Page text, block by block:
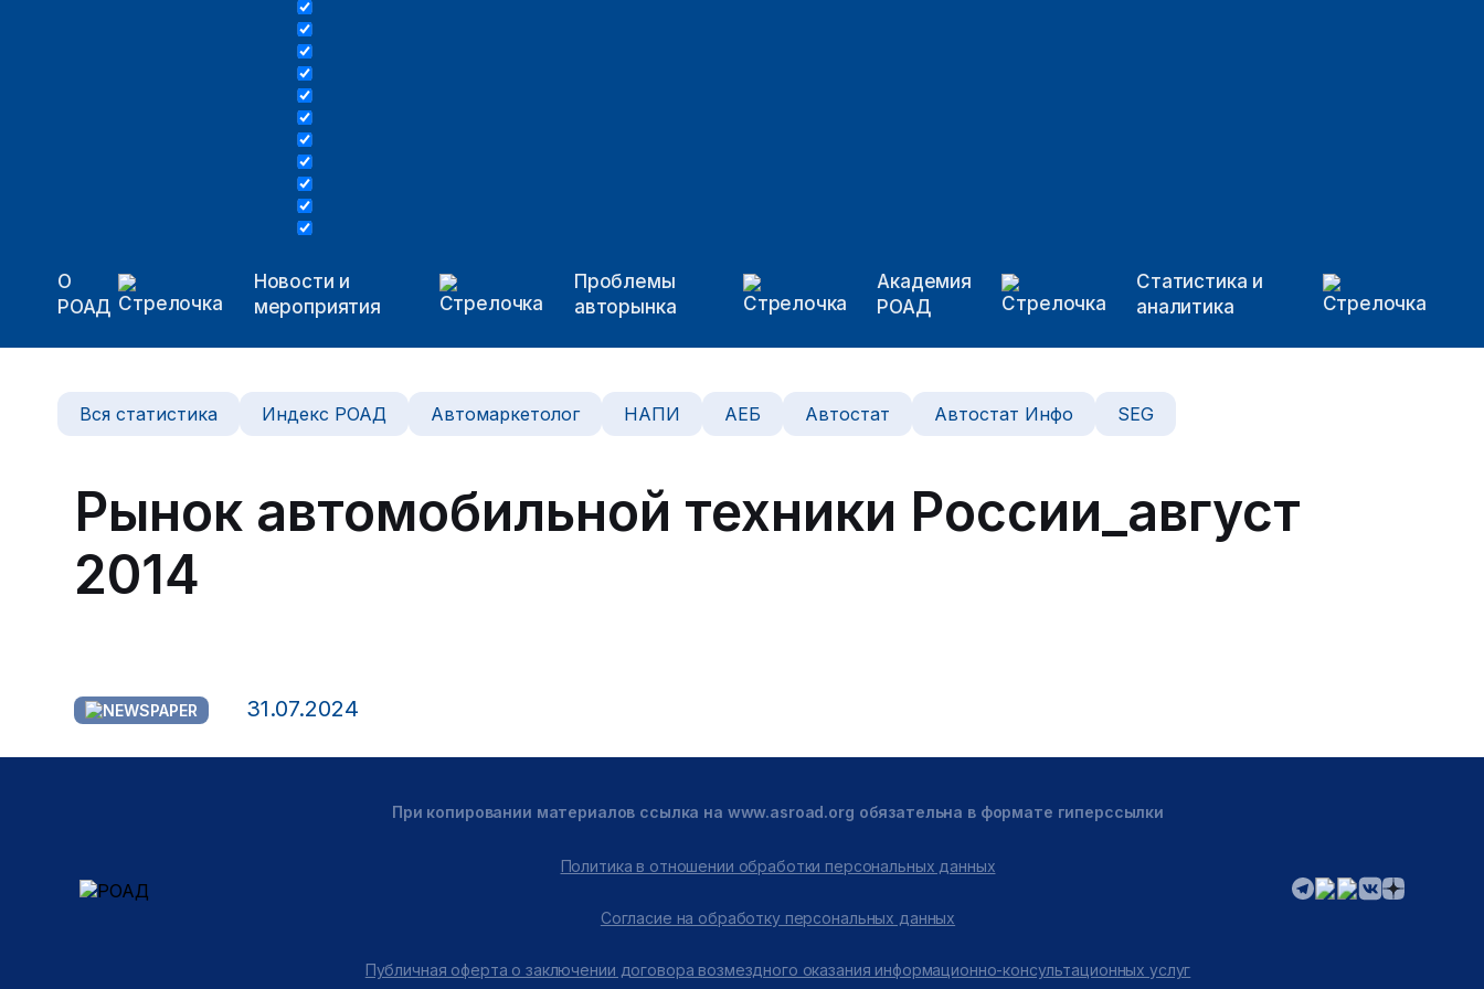
О
РОАД
Новости и
мероприятия
Проблемы
авторынка
Академия
РОАД
Статистика и
аналитика
Вся статистика Индекс РОАД Автомаркетолог НАПИ АЕБ Автостат Автостат Инфо SEG
Рынок автомобильной техники России_август
2014
31.07.2024
При копировании материалов ссылка на www.asroad.org обязательна в формате гиперссылки
Политика в отношении обработки персональных данных
Согласие на обработку персональных данных
Публичная оферта о заключении договора возмездного оказания информационно-консультационных услуг